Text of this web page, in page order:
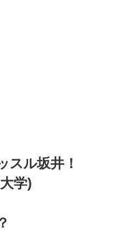
スル坂井！
学)